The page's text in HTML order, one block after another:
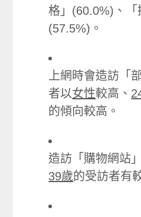
格」(60.0%)、「
(57.5%)。
上網時會造訪「
者以女性較高、
的傾向較高。
造訪「購物網站
39歲的受訪者有